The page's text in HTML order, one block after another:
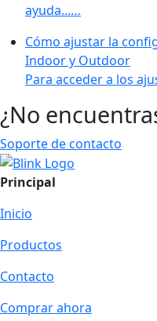
ayuda...…
Cómo ajustar la
Indoor y Outdoor
Para acceder a los
¿No
Soporte de contacto
Principal
Inicio
Productos
Contacto
Comprar ahora